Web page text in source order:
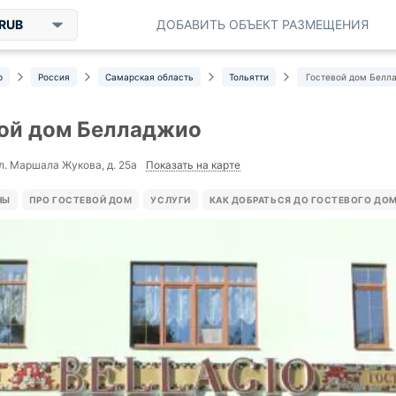
ДОБАВИТЬ ОБЪЕКТ РАЗМЕЩЕНИЯ
Россия Самарская область Тольятти Гостевой дом
дом Белладжио
Маршала Жукова, д. 25а Показать на карте
ПРО ГОСТЕВОЙ ДОМ УСЛУГИ КАК ДОБРАТЬСЯ ДО ГОСТЕВОГО